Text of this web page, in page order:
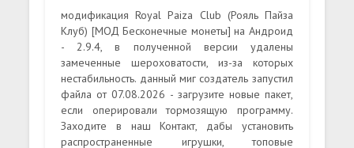
модификация Royal Paiza Club (Рояль Пайза
Клуб) [МОД Бесконечные монеты] на Андроид
- 2.9.4, в полученной версии удалены
замеченные шероховатости, из-за которых
нестабильность. данный миг создатель запустил
файла от 07.08.2026 - загрузите новые пакет,
если оперировали тормозящую программу.
Заходите в наш Контакт, дабы установить
распространенные игрушки, топовые